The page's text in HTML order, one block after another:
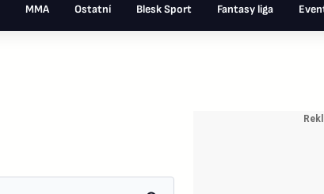
MMA Ostatní Blesk Sport Fantasy liga